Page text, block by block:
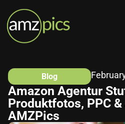
Blog
Amazon Agentur
Produktfotos, PPC
AMZPics